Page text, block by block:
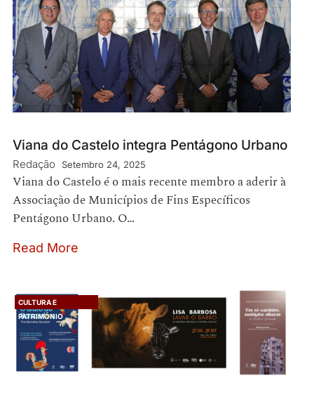
Viana do Castelo integra Pentágono Urbano
Redação Setembro 24, 2025
Viana do Castelo é o mais recente membro a aderir à
Associação de Municípios de Fins Específicos
Pentágono Urbano. O…
Read More
CULTURA E
PATRIMÓNIO